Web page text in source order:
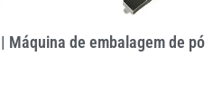
Máquina de embalagem de pó